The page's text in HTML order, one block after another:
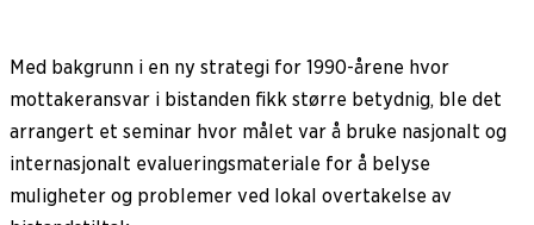
Med bakgrunn i en ny strategi for 1990-årene hvor
mottakeransvar i bistanden fikk større betydnig, ble det
arrangert et seminar hvor målet var å bruke nasjonalt og
internasjonalt evalueringsmateriale for å belyse
muligheter og problemer ved lokal overtakelse av